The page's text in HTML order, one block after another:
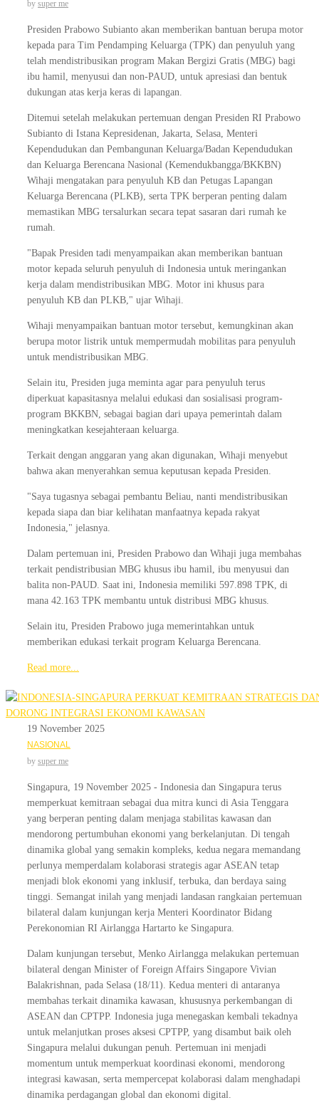
by super me
Presiden Prabowo Subianto akan memberikan bantuan berupa motor
kepada para Tim Pendamping Keluarga (TPK) dan penyuluh yang
telah mendistribusikan program Makan Bergizi Gratis (MBG) bagi
ibu hamil, menyusui dan non-PAUD, untuk apresiasi dan bentuk
dukungan atas kerja keras di lapangan.
Ditemui setelah melakukan pertemuan dengan Presiden RI Prabowo
Subianto di Istana Kepresidenan, Jakarta, Selasa, Menteri
Kependudukan dan Pembangunan Keluarga/Badan Kependudukan
dan Keluarga Berencana Nasional (Kemendukbangga/BKKBN)
Wihaji mengatakan para penyuluh KB dan Petugas Lapangan
Keluarga Berencana (PLKB), serta TPK berperan penting dalam
memastikan MBG tersalurkan secara tepat sasaran dari rumah ke
rumah.
"Bapak Presiden tadi menyampaikan akan memberikan bantuan
motor kepada seluruh penyuluh di Indonesia untuk meringankan
kerja dalam mendistribusikan MBG. Motor ini khusus para
penyuluh KB dan PLKB," ujar Wihaji.
Wihaji menyampaikan bantuan motor tersebut, kemungkinan akan
berupa motor listrik untuk mempermudah mobilitas para penyuluh
untuk mendistribusikan MBG.
Selain itu, Presiden juga meminta agar para penyuluh terus
diperkuat kapasitasnya melalui edukasi dan sosialisasi program-
program BKKBN, sebagai bagian dari upaya pemerintah dalam
meningkatkan kesejahteraan keluarga.
Terkait dengan anggaran yang akan digunakan, Wihaji menyebut
bahwa akan menyerahkan semua keputusan kepada Presiden.
"Saya tugasnya sebagai pembantu Beliau, nanti mendistribusikan
kepada siapa dan biar kelihatan manfaatnya kepada rakyat
Indonesia," jelasnya.
Dalam pertemuan ini, Presiden Prabowo dan Wihaji juga membahas
terkait pendistribusian MBG khusus ibu hamil, ibu menyusui dan
balita non-PAUD. Saat ini, Indonesia memiliki 597.898 TPK, di
mana 42.163 TPK membantu untuk distribusi MBG khusus.
Selain itu, Presiden Prabowo juga memerintahkan untuk
memberikan edukasi terkait program Keluarga Berencana.
Read more...
19 November 2025
NASIONAL
by super me
Singapura, 19 November 2025 - Indonesia dan Singapura terus
memperkuat kemitraan sebagai dua mitra kunci di Asia Tenggara
yang berperan penting dalam menjaga stabilitas kawasan dan
mendorong pertumbuhan ekonomi yang berkelanjutan. Di tengah
dinamika global yang semakin kompleks, kedua negara memandang
perlunya memperdalam kolaborasi strategis agar ASEAN tetap
menjadi blok ekonomi yang inklusif, terbuka, dan berdaya saing
tinggi. Semangat inilah yang menjadi landasan rangkaian pertemuan
bilateral dalam kunjungan kerja Menteri Koordinator Bidang
Perekonomian RI Airlangga Hartarto ke Singapura.
Dalam kunjungan tersebut, Menko Airlangga melakukan pertemuan
bilateral dengan Minister of Foreign Affairs Singapore Vivian
Balakrishnan, pada Selasa (18/11). Kedua menteri di antaranya
membahas terkait dinamika kawasan, khususnya perkembangan di
ASEAN dan CPTPP. Indonesia juga menegaskan kembali tekadnya
untuk melanjutkan proses aksesi CPTPP, yang disambut baik oleh
Singapura melalui dukungan penuh. Pertemuan ini menjadi
momentum untuk memperkuat koordinasi ekonomi, mendorong
integrasi kawasan, serta mempercepat kolaborasi dalam menghadapi
dinamika perdagangan global dan ekonomi digital.